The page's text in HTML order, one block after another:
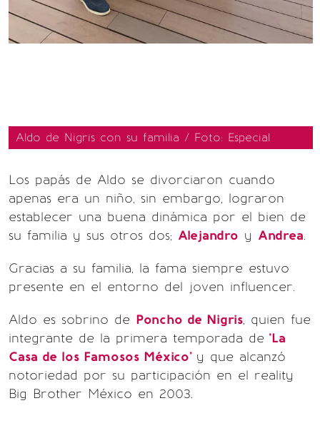
Aldo de Nigris con su familia / Foto: Especial
Los papás de Aldo se divorciaron cuando
apenas era un niño, sin embargo, lograron
establecer una buena dinámica por el bien de
su familia y sus otros dos; Alejandro y Andrea.
Gracias a su familia, la fama siempre estuvo
presente en el entorno del joven influencer.
Aldo es sobrino de Poncho de Nigris, quien fue
integrante de la primera temporada de 'La
Casa de los Famosos México' y que alcanzó
notoriedad por su participación en el reality
Big Brother México en 2003.